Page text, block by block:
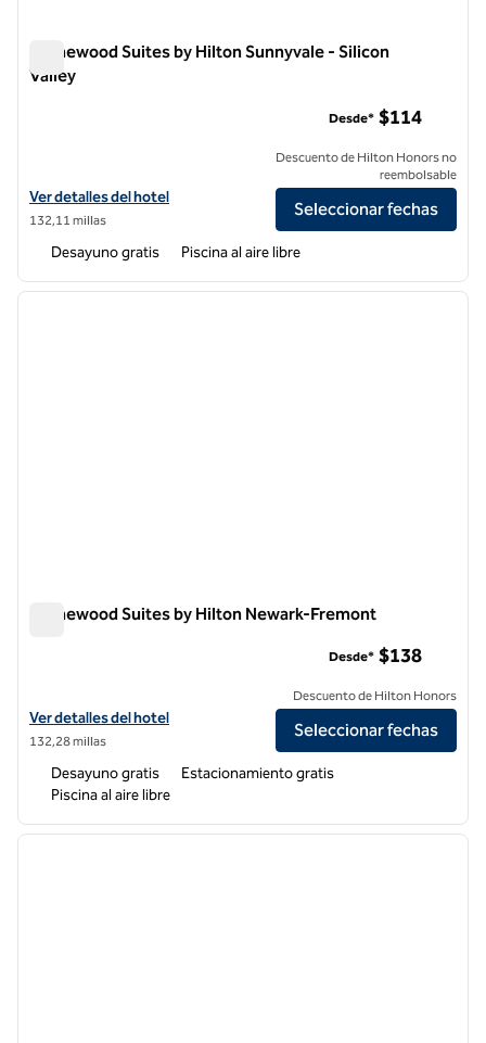
Homewood Suites by Hilton Sunnyvale - Silicon
Valley
Ver detalles del hotel Homewood Suites by Hilton Sunnyvale - Silicon
Ver detalles del hotel
132,11 millas
Desde* $114
Descuento de Hilton Honors no
reembolsable
Seleccionar fechas
Desayuno gratis Piscina al aire libre
1 de 12
Homewood Suites by Hilton Newark-Fremont
Ver detalles del hotel Homewood Suites by Hilton Newark-Fremont
Ver detalles del hotel
132,28 millas
Desde* $138
Descuento de Hilton Honors
Seleccionar fechas
Desayuno gratis
Estacionamiento gratis
Piscina al aire libre
1 de 12